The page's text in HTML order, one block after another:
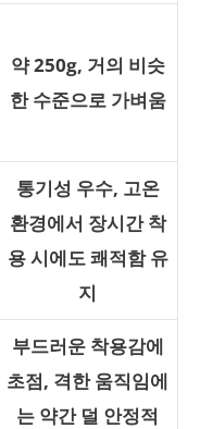
약 250g, 거의 비슷
한 수준으로 가벼움
통기성 우수, 고온
환경에서 장시간 착
용 시에도 쾌적함 유
지
부드러운 착용감에
초점, 격한 움직임에
는 약간 덜 안정적